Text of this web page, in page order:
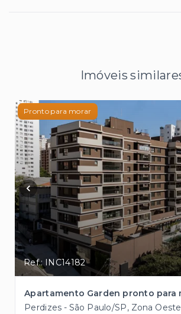
Imóveis
Pronto para morar
Ref.: INC14182
Perdizes - São Paulo/SP, Zona Oeste